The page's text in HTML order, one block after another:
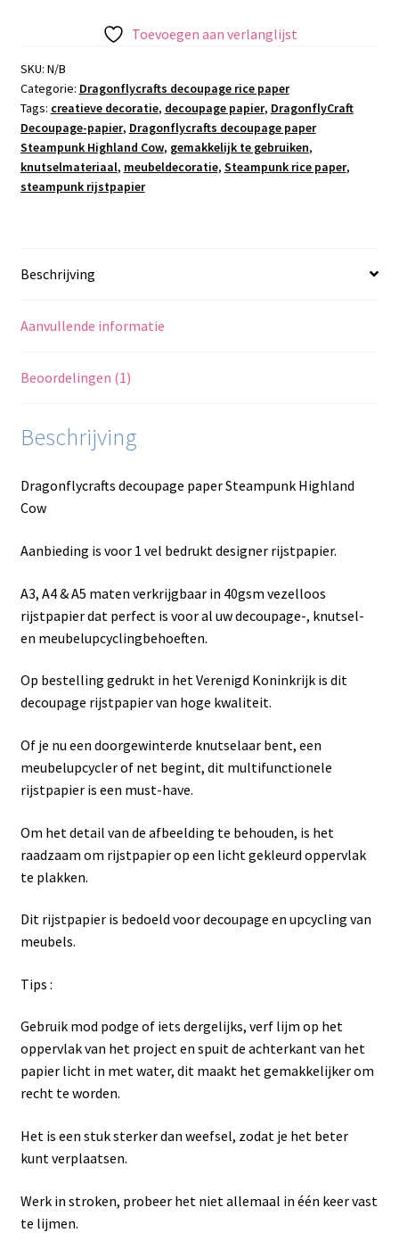
Toevoegen aan verlanglijst
SKU: N/B
Categorie: Dragonflycrafts decoupage rice paper
Tags: creatieve decoratie, decoupage papier, DragonflyCraft
Decoupage-papier, Dragonflycrafts decoupage paper
Steampunk Highland Cow, gemakkelijk te gebruiken,
knutselmateriaal, meubeldecoratie, Steampunk rice paper,
steampunk rijstpapier
Beschrijving
Aanvullende informatie
Beoordelingen (1)
Beschrijving
Dragonflycrafts decoupage paper Steampunk Highland
Cow
Aanbieding is voor 1 vel bedrukt designer rijstpapier.
A3, A4 & A5 maten verkrijgbaar in 40gsm vezelloos
rijstpapier dat perfect is voor al uw decoupage-, knutsel-
en meubelupcyclingbehoeften.
Op bestelling gedrukt in het Verenigd Koninkrijk is dit
decoupage rijstpapier van hoge kwaliteit.
Of je nu een doorgewinterde knutselaar bent, een
meubelupcycler of net begint, dit multifunctionele
rijstpapier is een must-have.
Om het detail van de afbeelding te behouden, is het
raadzaam om rijstpapier op een licht gekleurd oppervlak
te plakken.
Dit rijstpapier is bedoeld voor decoupage en upcycling van
meubels.
Tips :
Gebruik mod podge of iets dergelijks, verf lijm op het
oppervlak van het project en spuit de achterkant van het
papier licht in met water, dit maakt het gemakkelijker om
recht te worden.
Het is een stuk sterker dan weefsel, zodat je het beter
kunt verplaatsen.
Werk in stroken, probeer het niet allemaal in één keer vast
te lijmen.